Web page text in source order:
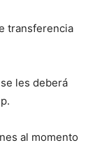
transferencia
les deberá
al momento